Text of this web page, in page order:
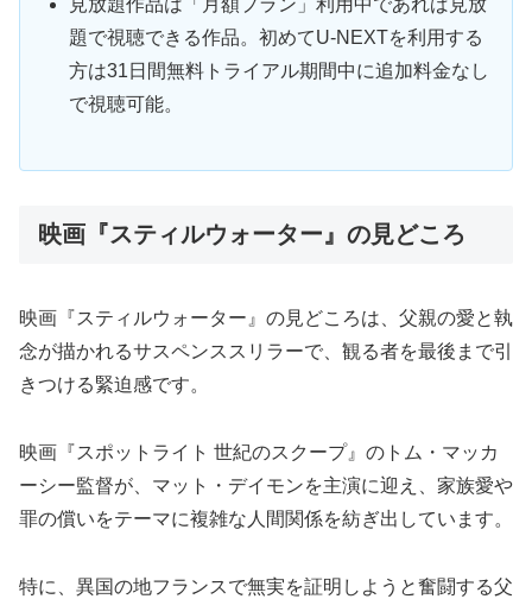
見放題作品は「月額プラン」利用中であれば見放
題で視聴できる作品。初めてU-NEXTを利用する
方は31日間無料トライアル期間中に追加料金なし
で視聴可能。
映画『スティルウォーター』の見どころ
映画『スティルウォーター』の見どころは、父親の愛と執
念が描かれるサスペンススリラーで、観る者を最後まで引
きつける緊迫感です。
映画『スポットライト 世紀のスクープ』のトム・マッカ
ーシー監督が、マット・デイモンを主演に迎え、家族愛や
罪の償いをテーマに複雑な人間関係を紡ぎ出しています。
特に、異国の地フランスで無実を証明しようと奮闘する父